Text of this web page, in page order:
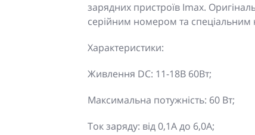
зарядних пристроїв Imax.
серійним номером та спеціальним
Характеристики:
Живлення DC: 11-18В 60Вт;
Максимальна потужність: 60 Вт;
Ток заряду: від 0,1А до 6,0А;